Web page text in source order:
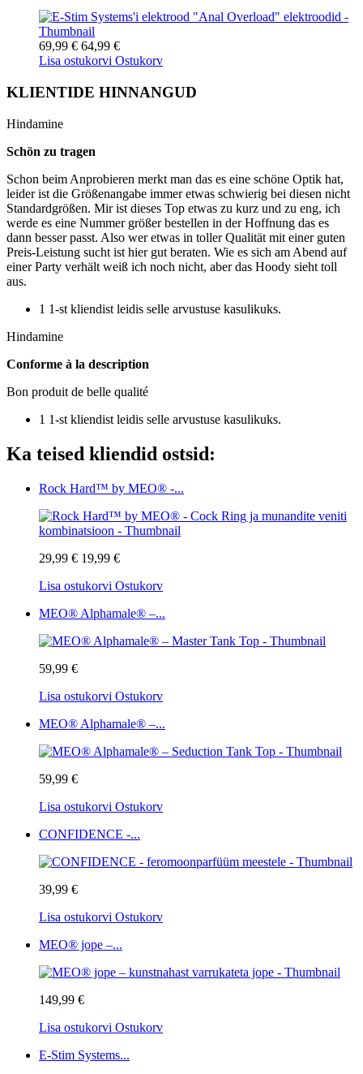
69,99 € 64,99 €
Lisa ostukorvi Ostukorv
KLIENTIDE HINNANGUD
Hindamine
Schön zu tragen
Schon beim Anprobieren merkt man das es eine schöne Optik hat,
leider ist die Größenangabe immer etwas schwierig bei diesen nicht
Standardgrößen. Mir ist dieses Top etwas zu kurz und zu eng, ich
werde es eine Nummer größer bestellen in der Hoffnung das es
dann besser passt. Also wer etwas in toller Qualität mit einer guten
Preis-Leistung sucht ist hier gut beraten. Wie es sich am Abend auf
einer Party verhält weiß ich noch nicht, aber das Hoody sieht toll
aus.
1 1-st kliendist leidis selle arvustuse kasulikuks.
Hindamine
Conforme à la description
Bon produit de belle qualité
1 1-st kliendist leidis selle arvustuse kasulikuks.
Ka teised kliendid ostsid:
Rock Hard™ by MEO® -...
29,99 € 19,99 €
Lisa ostukorvi Ostukorv
MEO® Alphamale® –...
59,99 €
Lisa ostukorvi Ostukorv
MEO® Alphamale® –...
59,99 €
Lisa ostukorvi Ostukorv
CONFIDENCE -...
39,99 €
Lisa ostukorvi Ostukorv
MEO® jope –...
149,99 €
Lisa ostukorvi Ostukorv
E-Stim Systems...